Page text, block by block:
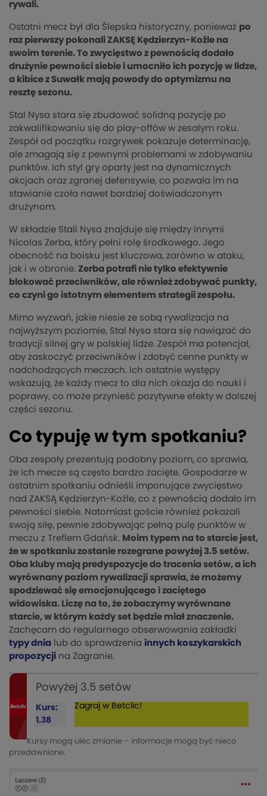
rywali.
Ostatni mecz był dla Ślepska historyczny, ponieważ po
raz pierwszy pokonali ZAKSĘ Kędzierzyn-Koźle na
swoim terenie. To zwycięstwo z pewnością dodało
drużynie pewności siebie i umocniło ich pozycję w lidze,
a kibice z Suwałk mają powody do optymizmu na
resztę sezonu.
Stal Nysa stara się zbudować solidną pozycję po
zakwalifikowaniu się do play-offów w zesalym roku.
Zespół od początku rozgrywek pokazuje determinację,
ale zmagają się z pewnymi problemami w zdobywaniu
punktów. Ich styl gry oparty jest na dynamicznych
akcjach oraz zgranej defensywie, co pozwala im na
stawianie czoła nawet bardziej doświadczonym
drużynom.
W składzie Stali Nysa znajduje się między innymi
Nicolas Zerba, który pełni rolę środkowego. Jego
obecność na boisku jest kluczowa, zarówno w ataku,
jak i w obronie. Zerba potrafi nie tylko efektywnie
blokować przeciwników, ale również zdobywać punkty,
co czyni go istotnym elementem strategii zespołu.
Mimo wyzwań, jakie niesie ze sobą rywalizacja na
najwyższym poziomie, Stal Nysa stara się nawiązać do
tradycji silnej gry w polskiej lidze. Zespół ma potencjał,
aby zaskoczyć przeciwników i zdobyć cenne punkty w
nadchodzących meczach. Ich ostatnie występy
wskazują, że każdy mecz to dla nich okazja do nauki i
poprawy, co może przynieść pozytywne efekty w dalszej
części sezonu.
Co typuję w tym spotkaniu?
Oba zespoły prezentują podobny poziom, co sprawia,
że ich mecze są często bardzo zacięte. Gospodarze w
ostatnim spotkaniu odnieśli imponujące zwycięstwo
nad ZAKSĄ Kędzierzyn-Koźle, co z pewnością dodało im
pewności siebie. Natomiast goście również pokazali
swoją siłę, pewnie zdobywając pełną pulę punktów w
meczu z Treflem Gdańsk. Moim typem na to starcie jest,
że w spotkaniu zostanie rozegrane powyżej 3.5 setów.
Oba kluby mają predyspozycje do tracenia setów, a ich
wyrównany poziom rywalizacji sprawia, że możemy
spodziewać się emocjonującego i zaciętego
widowiska. Liczę na to, że zobaczymy wyrównane
starcie, w którym każdy set będzie miał znaczenie.
Zachęcam do regularnego obserwowania zakładki
typy dnia lub do sprawdzenia innych koszykarskich
propozycji na Zagranie.
Powyżej 3.5 setów
Kurs:
1.38
Zagraj w Betclic!
Kursy mogą ulec zmianie – informacje mogą być nieco
przedawnione.